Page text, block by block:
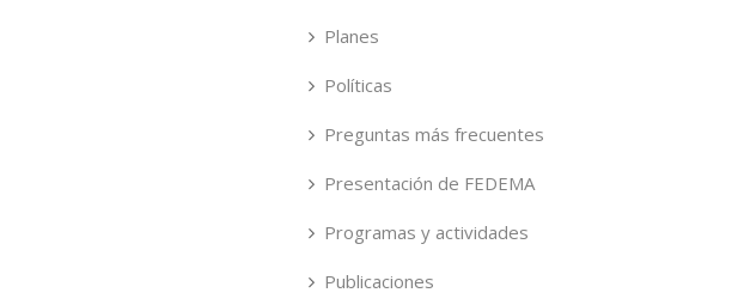
Planes
Políticas
Preguntas más frecuentes
Presentación de FEDEMA
Programas y actividades
Publicaciones